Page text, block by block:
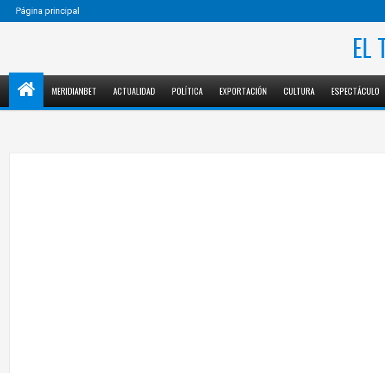
Página principal
EL
MERIDIANBET ACTUALIDAD POLÍTICA EXPORTACIÓN CULTURA ESPECTÁCULO